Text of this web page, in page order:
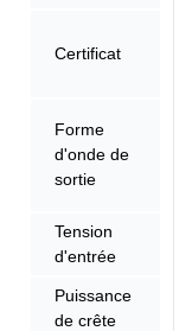
Certificat
Forme
d'onde de
sortie
Tension
d'entrée
Puissance
de crête